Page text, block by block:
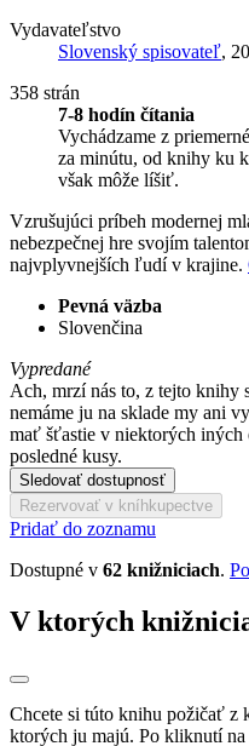
Vydavateľstvo
Slovenský spisovateľ,
358 strán
7-8 hodín čítania
Vychádzame z
za minútu, od knihy ku
však môže líšiť.
Vzrušujúci príbeh modernej
nebezpečnej hre svojím
najvplyvnejších ľudí v krajine.
Pevná väzba
Slovenčina
Vypredané
Ach, mrzí nás to, z tejto knihy
nemáme ju na sklade my ani
mať šťastie v niektorých iných
posledné kusy.
Sledovať dostupnosť
Rezervovať v kníhkupectve
Pridať do zoznamu
Dostupné v 62 knižniciach.
V ktorých
Chcete si túto knihu požičať z
ktorých ju majú. Po kliknutí na